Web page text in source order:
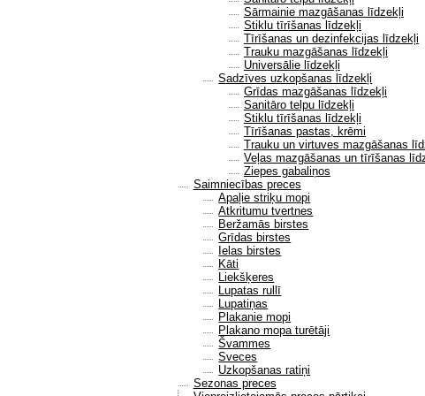
Sārmainie mazgāšanas līdzekļi
Stiklu tīrīšanas līdzekļi
Tīrīšanas un dezinfekcijas līdzekļi
Trauku mazgāšanas līdzekļi
Universālie līdzekļi
Sadzīves uzkopšanas līdzekļi
Grīdas mazgāšanas līdzekļi
Sanitāro telpu līdzekļi
Stiklu tīrīšanas līdzekļi
Tīrīšanas pastas, krēmi
Trauku un virtuves mazgāšanas
Veļas mazgāšanas un tīrīšanas
Ziepes gabaliņos
Saimniecības preces
Apaļie striķu mopi
Atkritumu tvertnes
Beržamās birstes
Grīdas birstes
Ielas birstes
Kāti
Liekšķeres
Lupatas rullī
Lupatiņas
Plakanie mopi
Plakano mopa turētāji
Švammes
Sveces
Uzkopšanas ratiņi
Sezonas preces